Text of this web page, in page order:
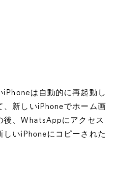
は自動的に再起動し
、新しいiPhoneでホーム画
後、WhatsAppにアクセス
しいiPhoneにコピーされた